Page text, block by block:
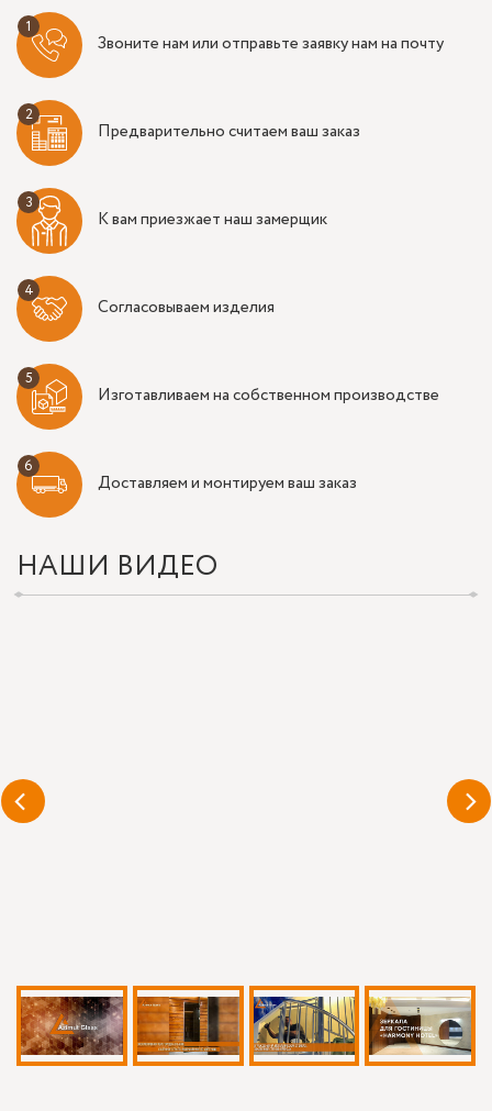
Звоните нам или отправьте заявку нам на почту
Предварительно считаем ваш заказ
К вам приезжает наш замерщик
Согласовываем изделия
Изготавливаем на собственном производстве
Доставляем и монтируем ваш заказ
НАШИ ВИДЕО